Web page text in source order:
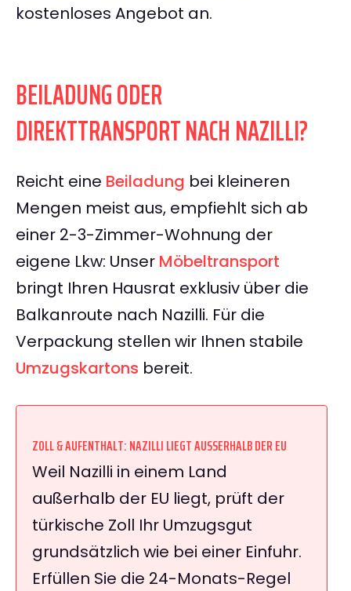
kostenloses Angebot an.
BEILADUNG ODER
DIREKTTRANSPORT NACH NAZILLI?
Reicht eine Beiladung bei kleineren
Mengen meist aus, empfiehlt sich ab
einer 2-3-Zimmer-Wohnung der
eigene Lkw: Unser Möbeltransport
bringt Ihren Hausrat exklusiv über die
Balkanroute nach Nazilli. Für die
Verpackung stellen wir Ihnen stabile
Umzugskartons bereit.
ZOLL & AUFENTHALT: NAZILLI LIEGT AUSSERHALB DER EU
Weil Nazilli in einem Land
außerhalb der EU liegt, prüft der
türkische Zoll Ihr Umzugsgut
grundsätzlich wie bei einer Einfuhr.
Erfüllen Sie die 24-Monats-Regel